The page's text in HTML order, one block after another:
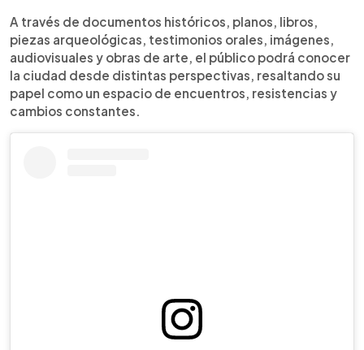
A través de documentos históricos, planos, libros,
piezas arqueológicas, testimonios orales, imágenes,
audiovisuales y obras de arte, el público podrá conocer
la ciudad desde distintas perspectivas, resaltando su
papel como un espacio de encuentros, resistencias y
cambios constantes.